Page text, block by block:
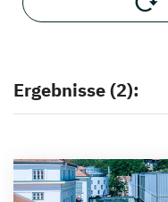
Ergebnisse (2):